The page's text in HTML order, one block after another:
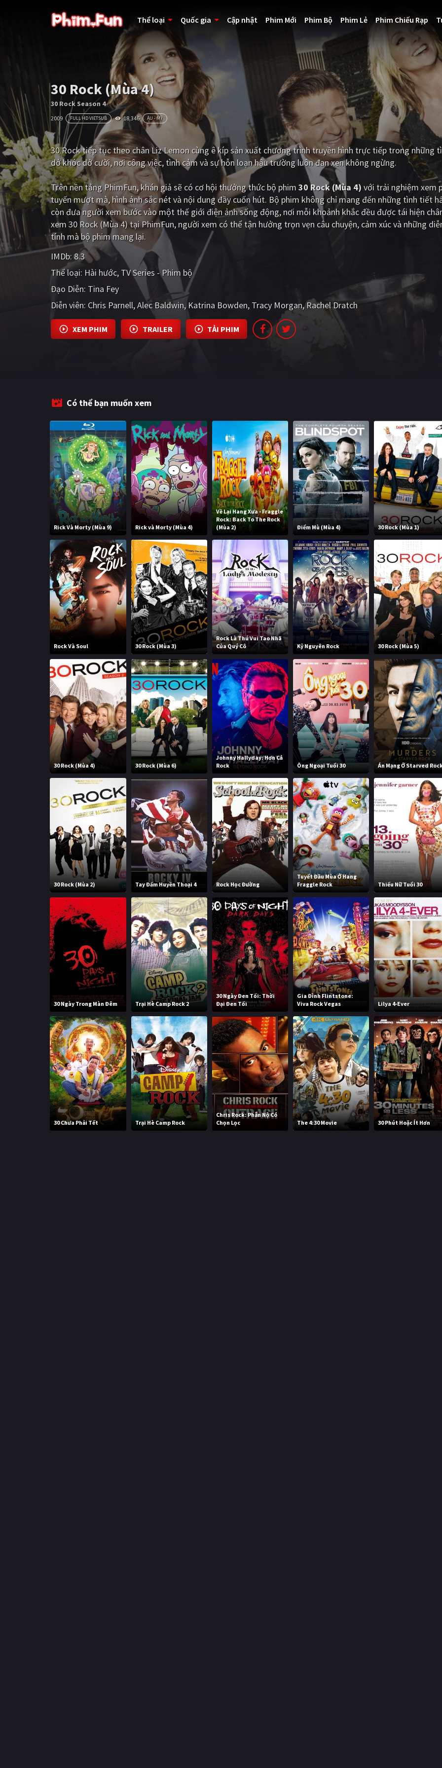
Thể loại Quốc gia Cập nhật Phim Mới Phim Bộ Phim Lẻ Phim Chiếu Rạp
30 Rock (Mùa 4)
30 Rock Season 4
2009 FULL HD VIETSUB 18,346 ÂU - MỸ
30 Rock tiếp tục theo chân Liz Lemon cùng ê kíp sản xuất chương trình truyền hình trực tiếp trong những
dở khóc dở cười, nơi công việc, tình cảm và sự hỗn loạn hậu trường luôn đan xen không ngừng.
Trên nền tảng PhimFun, khán giả sẽ có cơ hội thưởng thức bộ phim 30 Rock (Mùa 4) với trải nghiệm xem
tuyến mượt mà, hình ảnh sắc nét và nội dung đầy cuốn hút. Bộ phim không chỉ mang đến những tình tiết
còn đưa người xem bước vào một thế giới điện ảnh sống động, nơi mỗi khoảnh khắc đều được tái hiện
xem 30 Rock (Mùa 4) tại PhimFun, người xem có thể tận hưởng trọn vẹn câu chuyện, cảm xúc và những
tính mà bộ phim mang lại.
IMDb:8.3
Thể loại: Hài hước TV Series - Phim bộ
Đạo Diễn: Tina Fey
Diễn viên: Chris Parnell Alec Baldwin Katrina Bowden Tracy Morgan Rachel Dratch
XEM PHIM TRAILER TẢI PHIM
Có thể bạn muốn xem
Rick Và Morty (Mùa 9) Rick và Morty (Mùa 4)
Về Lại Hang Xưa - Fraggle
Rock: Back To The Rock
(Mùa 2)
Điểm Mù (Mùa 4) 30 Rock (Mùa 1)
Rock Và Soul 30 Rock (Mùa 3)
Rock Là Thú Vui Tao Nhã
Của Quý Cô
Kỷ Nguyên Rock 30 Rock (Mùa 5)
30 Rock (Mùa 4) 30 Rock (Mùa 6)
Johnny Hallyday: Hơn Cả
Rock
Ông Ngoại Tuổi 30 Án Mạng Ở Starved
30 Rock (Mùa 2) Tay Đấm Huyền Thoại 4 Rock Học Đường
Tuyết Đầu Mùa Ở Hang
Fraggle Rock
Thiếu Nữ Tuổi 30
30 Ngày Trong Màn Đêm Trại Hè Camp Rock 2
30 Ngày Đen Tối: Thời
Đại Đen Tối
Gia Đình Flintstone:
Viva Rock Vegas
Lilya 4-Ever
30 Chưa Phải Tết Trại Hè Camp Rock
Chris Rock: Phẫn Nộ Có
Chọn Lọc
The 4:30 Movie 30 Phút Hoặc Ít Hơn